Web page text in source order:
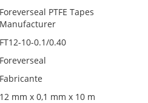
Foreverseal PTFE Tapes
Manufacturer
FT12-10-0.1/0.40
Foreverseal
Fabricante
12 mm x 0,1 mm x 10 m